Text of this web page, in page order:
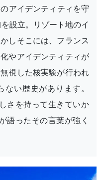
アイデンティティを守
設立。リゾート地のイ
しそこには、フランス
やアイデンティティが
視した核実験が行われ
い歴史があります。
さを持って生きていか
語ったその言葉が強く